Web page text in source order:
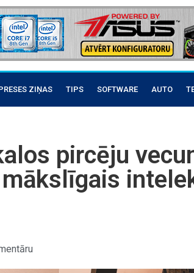
ZIŅAS TIPS SOFTWARE AUTO
pircēju